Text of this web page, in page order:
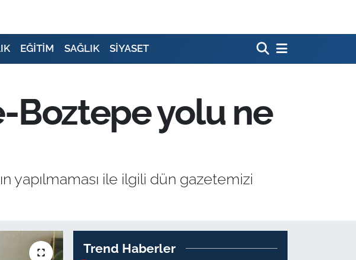
EĞİTİM SAĞLIK SİYASET
Boztepe yolu ne
yapılmaması ile ilgili dün gazetemizi
Trend Haberler